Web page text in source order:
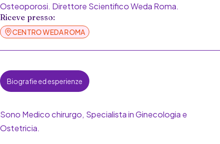
Osteoporosi. Direttore Scientifico Weda Roma.
Riceve presso:
CENTRO WEDA ROMA
Biografie ed esperienze
Sono Medico chirurgo, Specialista in Ginecologia e
Ostetricia.